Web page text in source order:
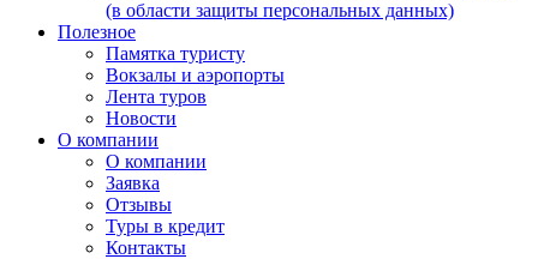
(в области защиты персональных данных)
Полезное
Памятка туристу
Вокзалы и аэропорты
Лента туров
Новости
О компании
О компании
Заявка
Отзывы
Туры в кредит
Контакты